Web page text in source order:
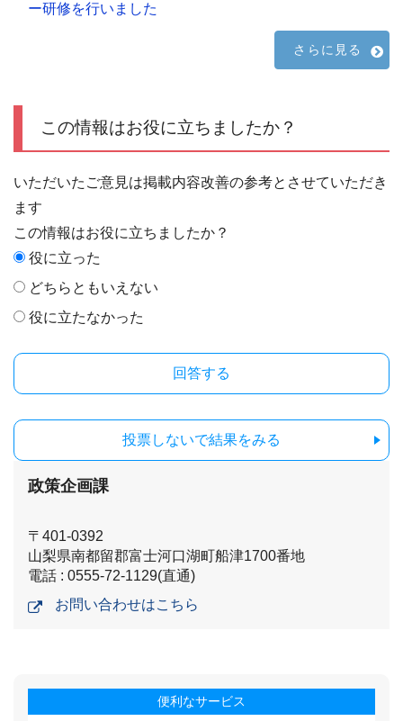
ー研修を行いました
さらに見る
この情報はお役に立ちましたか？
いただいたご意見は掲載内容改善の参考とさせていただき
ます
この情報はお役に立ちましたか？
役に立った
どちらともいえない
役に立たなかった
投票しないで結果をみる
政策企画課
〒401-0392
山梨県南都留郡富士河口湖町船津1700番地
電話 : 0555-72-1129(直通)
お問い合わせはこちら
便利なサービス